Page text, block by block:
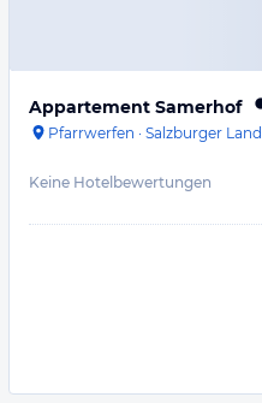
Appartement Samerhof
Pfarrwerfen · Salzburger Land
Keine Hotelbewertungen